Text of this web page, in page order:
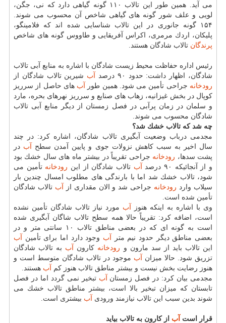
می آید. همین طور این تالاب ۱۱۰ گونه گیاهی دارد كه نی، جگن،
لویی و علف شور گونه های گیاهی شاخص آن محسوب می شوند.
۱۵۴ گونه جانوری در این تالاب شناسایی شده اند كه فلامینگو،
پلیكان، اردك مرمری، اكراس آفریقایی و طاووس گونه های شاخص
پرندگان تالاب شادگان هستند.
رئیس اداره حفاظت محیط زیست شادگان با اشاره به منابع آبی تالاب
شادگان، اظهار داشت: حدود ۹۰ درصد
آب شیرین تالاب شادگان از
رودخانه جراحی تأمین می شود. همین طور آب های حاصل از سرریز
كوپال در بخش غیزانیه، زهاب های صنایع و سرریز نهرهای بحره، مارد
و سلمان در زمان پرآبی در فصل زمستان از دیگر منابع آبی تالاب
شادگان محسوب می شوند.
چه شد كه تالاب خشك شد؟
مجدمی درباب وضعیت آبگیری تالاب شادگان، اشاره كرد: در چند
سال اخیر به سبب كاهش نزولات جوی و پایین آمدن سطح
آب در
پشت سدها، رودخانه جراحی تقریباً در بیشتر ماه های سال خشك بود
و از آنجائیكه ۹۰ درصد
آب تالاب شادگان از این رودخانه تأمین می
شود، تالاب خشك شد اما با بارندگی های مطلوب امسال چندین بار
سیلاب وارد رودخانه جراحی شد و الان مقداری از آب تالاب شادگان
تأمین شده است.
وی با اشاره به اینكه هنوز
آب مورد نیاز تالاب شادگان تأمین نشده
است، اضافه كرد: تقریباً حالا همه سطح تالاب شاگان آبگیری شده
است به گونه ای كه در بعضی مناطق تالاب ۱۰ سانتی متر و در
بعضی مناطق دیگر حدود نیم متر
آب وجود دارد اما برای تأمین
آب
این تالاب باید از سد مارون و رودخانه كارون آب به تالاب شادگان
تزریق شود. حالا میزان
آب موجود در تالاب شادگان متوسط است و
هنوز رضایت بخش نیست و بیشتر مناطق تالاب هنوز كم
آب هستند.
مجدمی بیان كرد: در فصل زمستان
آب تبخیر نمی گردد اما در فصل
تابستان كه میزان تبخیر بالا است، بیشتر مناطق تالاب خشك می
شوند بدین سبب این تالاب نیازمند ورودی
آب بیشتری است.
قرار است آب از كارون به تالاب بیاید